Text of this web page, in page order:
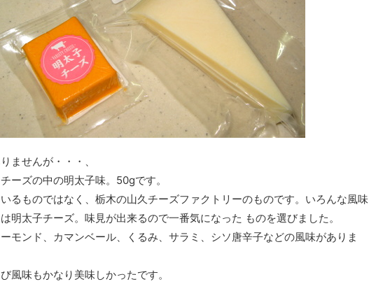
ませんが・・・、
ーズの中の明太子味。50gです。
るものではなく、栃木の山久チーズファクトリーのものです。いろんな風味
明太子チーズ。味見が出来るので一番気になった ものを選びました。
モンド、カマンベール、くるみ、サラミ、シソ唐辛子などの風味がありま
風味もかなり美味しかったです。